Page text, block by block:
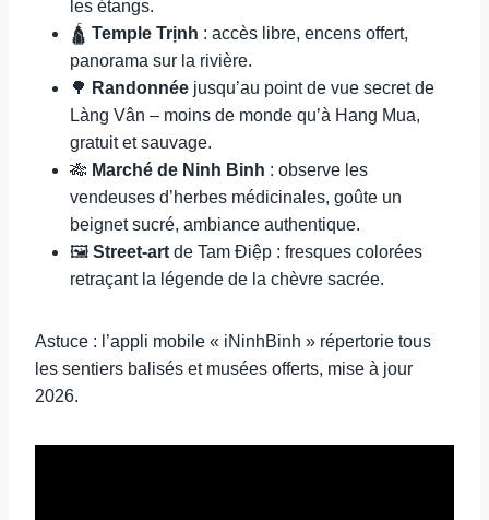
les étangs.
🛕 Temple Trịnh : accès libre, encens offert,
panorama sur la rivière.
🌳 Randonnée jusqu’au point de vue secret de
Làng Vân – moins de monde qu’à Hang Mua,
gratuit et sauvage.
🎋 Marché de Ninh Binh : observe les
vendeuses d’herbes médicinales, goûte un
beignet sucré, ambiance authentique.
🖼️ Street-art de Tam Điệp : fresques colorées
retraçant la légende de la chèvre sacrée.
Astuce : l’appli mobile « iNinhBinh » répertorie tous
les sentiers balisés et musées offerts, mise à jour
2026.